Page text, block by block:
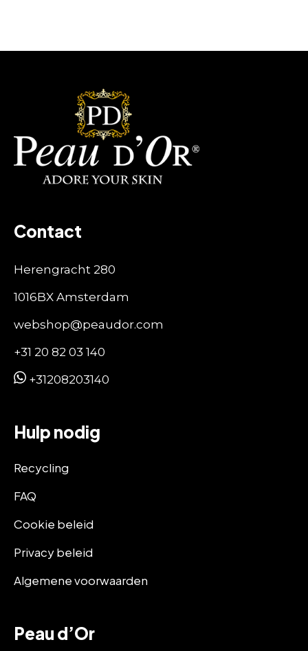
Contact
Herengracht 280
1016BX Amsterdam
webshop@peaudor.com
+31 20 82 03 140
+31208203140
Hulp nodig
Recycling
FAQ
Cookie beleid
Privacy beleid
Algemene voorwaarden
Peau d’Or